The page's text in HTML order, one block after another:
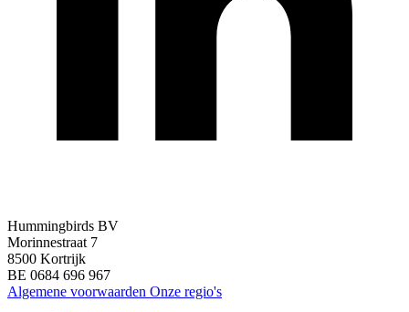
Hummingbirds BV
Morinnestraat 7
8500 Kortrijk
BE 0684 696 967
Algemene voorwaarden Onze regio's